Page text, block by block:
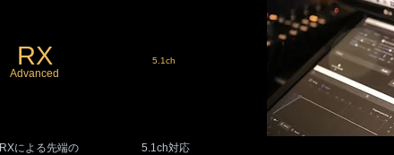
RX
Advanced
5.1ch
による先端の
5.1ch対応